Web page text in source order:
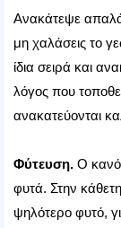
Ανακάτεψε
μη χαλάσεις το
ίδια σειρά και
λόγος που
ανακατεύονται
Φύτευση. Ο
φυτά. Στην
ψηλότερο φυτό,